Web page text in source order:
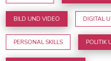
BILD UND VIDEO DIGITAL
PERSONAL SKILLS POLITIK